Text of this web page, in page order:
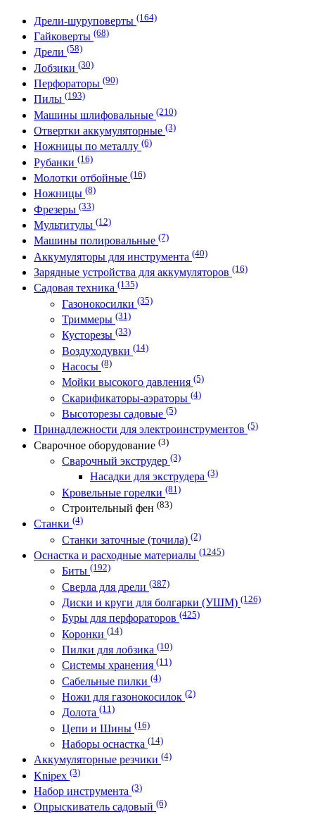
Дрели-шуруповерты (164)
Гайковерты (68)
Дрели (58)
Лобзики (30)
Перфораторы (90)
Пилы (193)
Машины шлифовальные (210)
Отвертки аккумуляторные (3)
Ножницы по металлу (6)
Рубанки (16)
Молотки отбойные (16)
Ножницы (8)
Фрезеры (33)
Мультитулы (12)
Машины полировальные (7)
Аккумуляторы для инструмента (40)
Зарядные устройства для аккумуляторов (16)
Садовая техника (135)
Газонокосилки (35)
Триммеры (31)
Кусторезы (33)
Воздуходувки (14)
Насосы (8)
Мойки высокого давления (5)
Скарификаторы-аэраторы (4)
Высоторезы садовые (5)
Принадлежности для электроинструментов (5)
Сварочное оборудование (3)
Сварочный экструдер (3)
Насадки для экструдера (3)
Кровельные горелки (81)
Строительный фен (83)
Станки (4)
Станки заточные (точила) (2)
Оснастка и расходные материалы (1245)
Биты (192)
Сверла для дрели (387)
Диски и круги для болгарки (УШМ) (126)
Буры для перфораторов (425)
Коронки (14)
Пилки для лобзика (10)
Системы хранения (11)
Сабельные пилки (4)
Ножи для газонокосилок (2)
Долота (11)
Цепи и Шины (16)
Наборы оснастка (14)
Аккумуляторные резчики (4)
Knipex (3)
Набор инструмента (3)
Опрыскиватель садовый (6)